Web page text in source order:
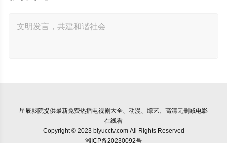
星辰影院提供最新免费热播电视剧大全、动漫、综艺、高清无删减电影
在线看
Copyright © 2023 biyucctv.com All Rights Reserved
湘ICP备20230092号